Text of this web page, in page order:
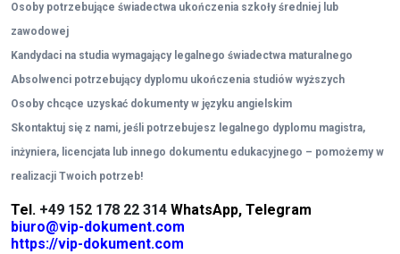
Osoby potrzebujące świadectwa ukończenia szkoły średniej lub
zawodowej
Kandydaci na studia wymagający legalnego świadectwa maturalnego
Absolwenci potrzebujący dyplomu ukończenia studiów wyższych
Osoby chcące uzyskać dokumenty w języku angielskim
Skontaktuj się z nami, jeśli potrzebujesz legalnego dyplomu magistra,
inżyniera, licencjata lub innego dokumentu edukacyjnego – pomożemy w
realizacji Twoich potrzeb!
Tel. +49 152 178 22 314 WhatsApp, Telegram
biuro@vip-dokument.com
https://vip-dokument.com